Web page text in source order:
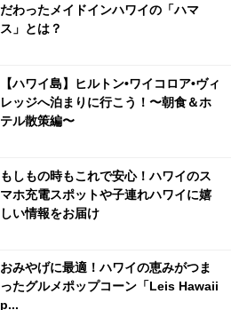
だわったメイドインハワイの「ハマ
ス」とは？
【ハワイ島】ヒルトン•ワイコロア•ヴィ
レッジへ泊まりに行こう！〜朝食＆ホ
テル散策編〜
もしもの時もこれで安心！ハワイのス
マホ充電スポットや子連れハワイに嬉
しい情報をお届け
おみやげに最適！ハワイの恵みがつま
ったグルメポップコーン「Leis Hawaii
p...